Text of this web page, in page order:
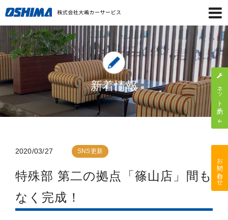
新着情報
2020/03/27 SNS更新
特殊部 第二の拠点「篠山店」間も
なく完成！
ネット予約
お問い合わせ